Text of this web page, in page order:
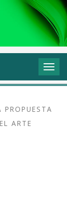
y
PROPUESTA
ARTE